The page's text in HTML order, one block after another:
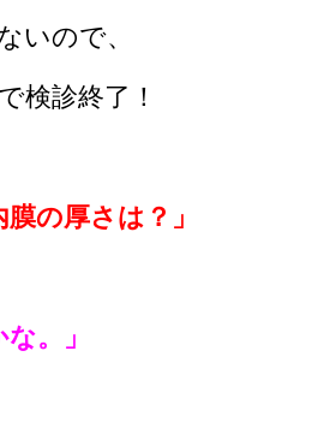
いので、
検診終了！
の厚さは？」
。」